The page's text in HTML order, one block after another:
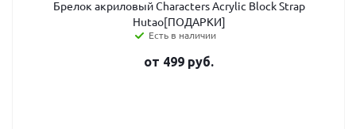
Брелок акриловый Characters Acrylic Block Strap
Hutao[ПОДАРКИ]
Есть в наличии
от 499 руб.